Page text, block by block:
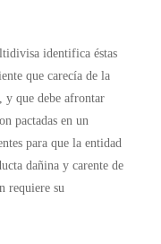
identifica éstas
que carecía de la
y que debe afrontar
pactadas en un
para que la entidad
dañina y carente de
requiere su